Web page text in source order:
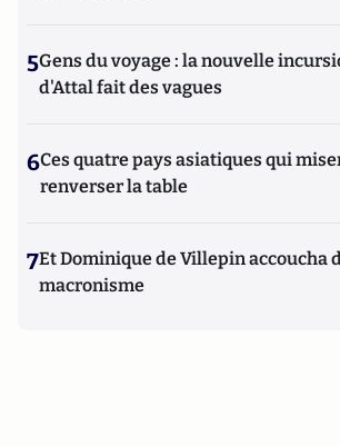
5Gens du voyage : la nouvelle
d'Attal fait des vagues
6Ces quatre pays asiatiques qui
renverser la table
7Et Dominique de Villepin accoucha
macronisme